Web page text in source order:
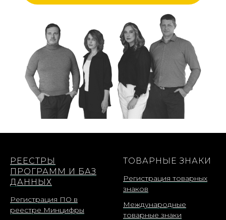
РЕЕСТРЫ
ПРОГРАММ И БАЗ
ДАННЫХ
Регистрация ПО в
реестре Минцифры
ТОВАРНЫЕ ЗНАКИ
Регистрация товарных
знаков
Международные
товарные знаки